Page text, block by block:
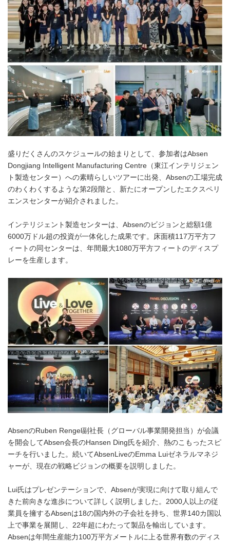
盛りだくさんのスケジュールの始まりとして、参加者はAbsen
Dongjiang Intelligent Manufacturing Centre（東江インテリジェン
ト製造センター）への素晴らしいツアーに出発、Absenの工場完成
のわくわくするような第2段階と、新たにオープンしたエクスペリ
エンスセンターが紹介されました。
インテリジェント製造センターは、Absenのビジョンと総額1億
6000万ドル超の投資が一体化した成果です。床面積117万平方フ
ィートの同センターは、年間最大1080万平方フィートのディスプ
レーを生産します。
AbsenのRuben Rengel副社長（グローバル事業開発担当）が会議
を開会してAbsen会長のHansen Ding氏を紹介、熱のこもったスピ
ーチを行いました。続いてAbsenLiveのEmma Luiゼネラルマネジ
ャーが、現在の戦略ビジョンの概要を説明しました。
Lui氏はプレゼンテーションで、Absenが実現に向けて取り組んで
きた前向きな進歩について詳しく説明しました。2000人以上の従
業員を擁するAbsenは18の国内外の子会社を持ち、世界140カ国以
上で事業を展開し、22年超にわたって製品を輸出しています。
Absenは年間生産能力100万平方メートルに上る世界有数のディス